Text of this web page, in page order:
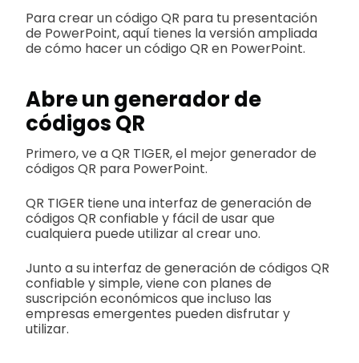
Para crear un código QR para tu presentación
de PowerPoint, aquí tienes la versión ampliada
de cómo hacer un código QR en PowerPoint.
Abre un generador de
códigos QR
Primero, ve a QR TIGER, el mejor generador de
códigos QR para PowerPoint.
QR TIGER tiene una interfaz de generación de
códigos QR confiable y fácil de usar que
cualquiera puede utilizar al crear uno.
Junto a su interfaz de generación de códigos QR
confiable y simple, viene con planes de
suscripción económicos que incluso las
empresas emergentes pueden disfrutar y
utilizar.